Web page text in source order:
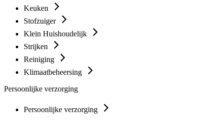
Keuken
Stofzuiger
Klein Huishoudelijk
Strijken
Reiniging
Klimaatbeheersing
Persoonlijke verzorging
Persoonlijke verzorging